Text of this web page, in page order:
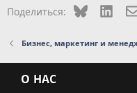
Поделиться: Bluesky
Бизнес, маркетинг и
О НАС